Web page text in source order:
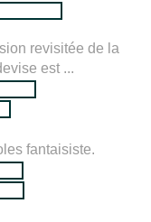
revisitée de la
est ...
fantaisiste.